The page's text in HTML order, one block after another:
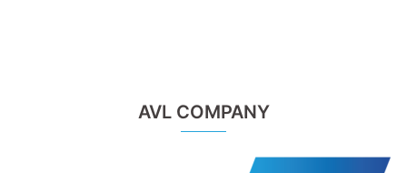
AVL COMPANY